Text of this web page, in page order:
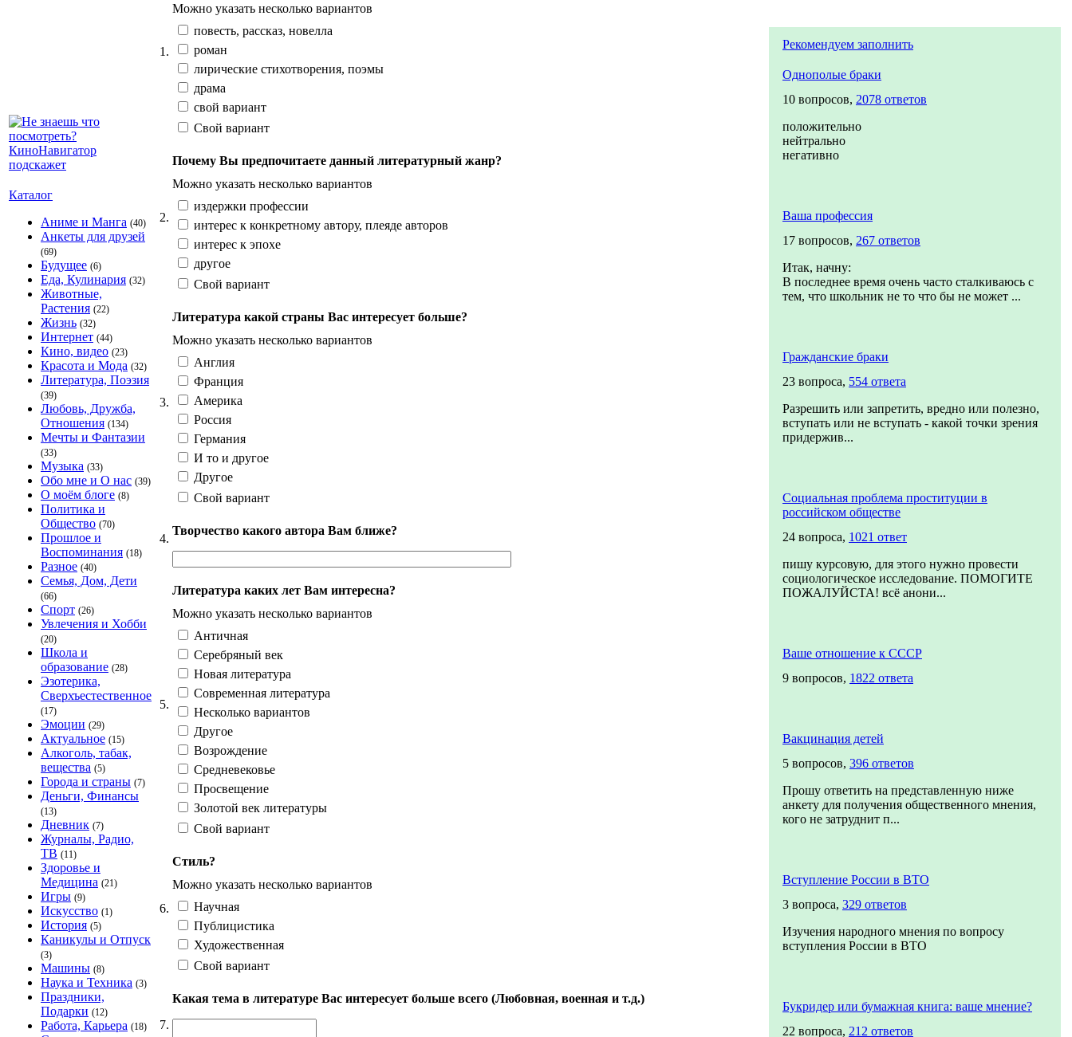
Каталог
Аниме и Манга (40)
Анкеты для друзей
(69)
Будущее (6)
Еда, Кулинария (32)
Животные,
Растения (22)
Жизнь (32)
Интернет (44)
Кино, видео (23)
Красота и Мода (32)
Литература, Поэзия
(39)
Любовь, Дружба,
Отношения (134)
Мечты и Фантазии
(33)
Музыка (33)
Обо мне и О нас (39)
О моём блоге (8)
Политика и
Общество (70)
Прошлое и
Воспоминания (18)
Разное (40)
Семья, Дом, Дети
(66)
Спорт (26)
Увлечения и Хобби
(20)
Школа и
образование (28)
Эзотерика,
Сверхъестественное
(17)
Эмоции (29)
Актуальное (15)
Алкоголь, табак,
вещества (5)
Города и страны (7)
Деньги, Финансы
(13)
Дневник (7)
Журналы, Радио,
ТВ (11)
Здоровье и
Медицина (21)
Игры (9)
Искусство (1)
История (5)
Каникулы и Отпуск
(3)
Машины (8)
Наука и Техника (3)
Праздники,
Подарки (12)
Работа, Карьера (18)
1.
Можно указать несколько вариантов
повесть, рассказ, новелла
роман
лирические стихотворения, поэмы
драма
свой вариант
Свой вариант
2.
Почему Вы предпочитаете данный литературный жанр?
Можно указать несколько вариантов
издержки профессии
интерес к конкретному автору, плеяде авторов
интерес к эпохе
другое
Свой вариант
3.
Литература какой страны Вас интересует больше?
Можно указать несколько вариантов
Англия
Франция
Америка
Россия
Германия
И то и другое
Другое
Свой вариант
4.
Творчество какого автора Вам ближе?
5.
Литература каких лет Вам интересна?
Можно указать несколько вариантов
Античная
Серебряный век
Новая литература
Современная литература
Несколько вариантов
Другое
Возрождение
Средневековье
Просвещение
Золотой век литературы
Свой вариант
6.
Стиль?
Можно указать несколько вариантов
Научная
Публицистика
Художественная
Свой вариант
7.
Какая тема в литературе Вас интересует больше всего (Любовная, военная и т.д.)
Рекомендуем заполнить
Однополые браки
10 вопросов, 2078 ответов
положительно
нейтрально
негативно
Ваша профессия
17 вопросов, 267 ответов
Итак, начну:
В последнее время очень часто сталкиваюсь с
тем, что школьник не то что бы не может ...
Гражданские браки
23 вопроса, 554 ответа
Разрешить или запретить, вредно или полезно,
вступать или не вступать - какой точки зрения
придержив...
Социальная проблема проституции в
российском обществе
24 вопроса, 1021 ответ
пишу курсовую, для этого нужно провести
социологическое исследование. ПОМОГИТЕ
ПОЖАЛУЙСТА! всё анони...
Ваше отношение к СССР
9 вопросов, 1822 ответа
Вакцинация детей
5 вопросов, 396 ответов
Прошу ответить на представленную ниже
анкету для получения общественного мнения,
кого не затруднит п...
Вступление России в ВТО
3 вопроса, 329 ответов
Изучения народного мнения по вопросу
вступления России в ВТО
Букридер или бумажная книга: ваше мнение?
22 вопроса, 212 ответов